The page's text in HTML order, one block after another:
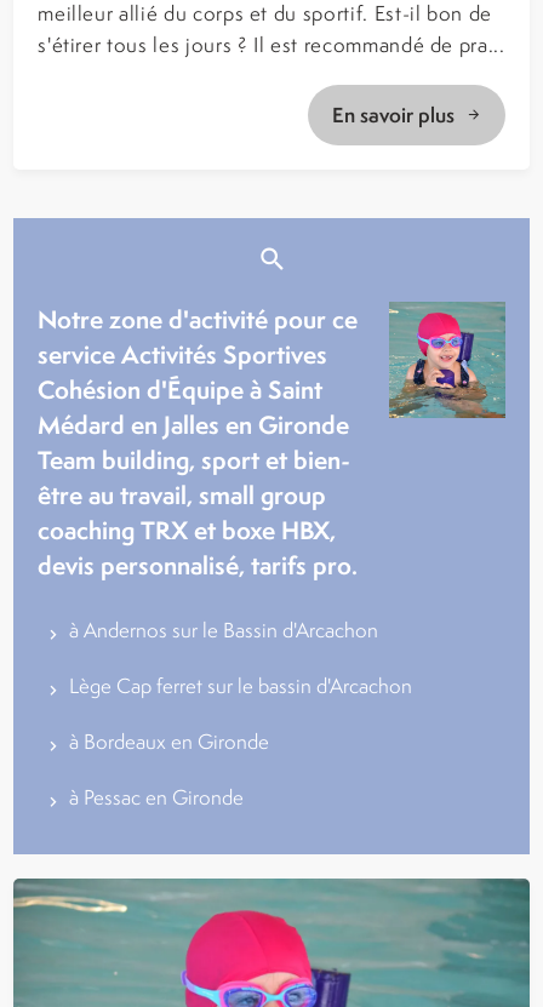
meilleur allié du corps et du sportif. Est-il bon de
s'étirer tous les jours ? Il est recommandé de pra...
En savoir plus
Notre zone d'activité pour ce
service Activités Sportives
Cohésion d'Équipe à Saint
Médard en Jalles en Gironde
Team building, sport et bien-
être au travail, small group
coaching TRX et boxe HBX,
devis personnalisé, tarifs pro.
à Andernos sur le Bassin d'Arcachon
Lège Cap ferret sur le bassin d'Arcachon
à Bordeaux en Gironde
à Pessac en Gironde